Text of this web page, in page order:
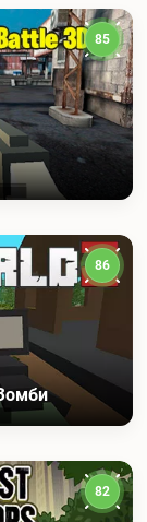
85
86
82